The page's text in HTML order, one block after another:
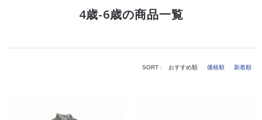
4歳-6歳の商品一覧
SORT : おすすめ順 価格順 新着順